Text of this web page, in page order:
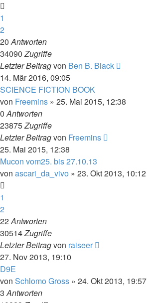
1
2
20Antworten
34090Zugriffe
Letzter Beitragvon Ben B. Black
14. Mär 2016, 09:05
SCIENCE FICTION BOOK
von Freemins » 25. Mai 2015, 12:38
0Antworten
23875Zugriffe
Letzter Beitragvon Freemins
25. Mai 2015, 12:38
Mucon vom25. bis 27.10.13
von ascari_da_vivo » 23. Okt 2013, 10:12
1
2
22Antworten
30514Zugriffe
Letzter Beitragvon raiseer
27. Nov 2013, 19:10
D9E
von Schlomo Gross » 24. Okt 2013, 19:57
3Antworten